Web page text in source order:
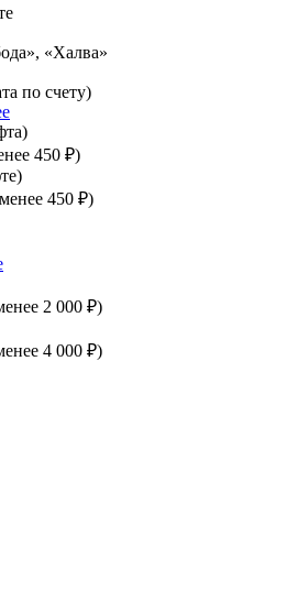
«Халва»
по счету)
450 ₽)
450 ₽)
2 000 ₽)
4 000 ₽)